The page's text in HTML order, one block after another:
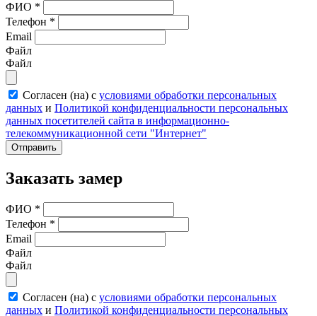
ФИО *
Телефон *
Email
Файл
Файл
Согласен (на) с условиями обработки персональных
данных и Политикой конфиденциальности персональных
данных посетителей сайта в информационно-
телекоммуникационной сети "Интернет"
Отправить
Заказать замер
ФИО *
Телефон *
Email
Файл
Файл
Согласен (на) с условиями обработки персональных
данных и Политикой конфиденциальности персональных